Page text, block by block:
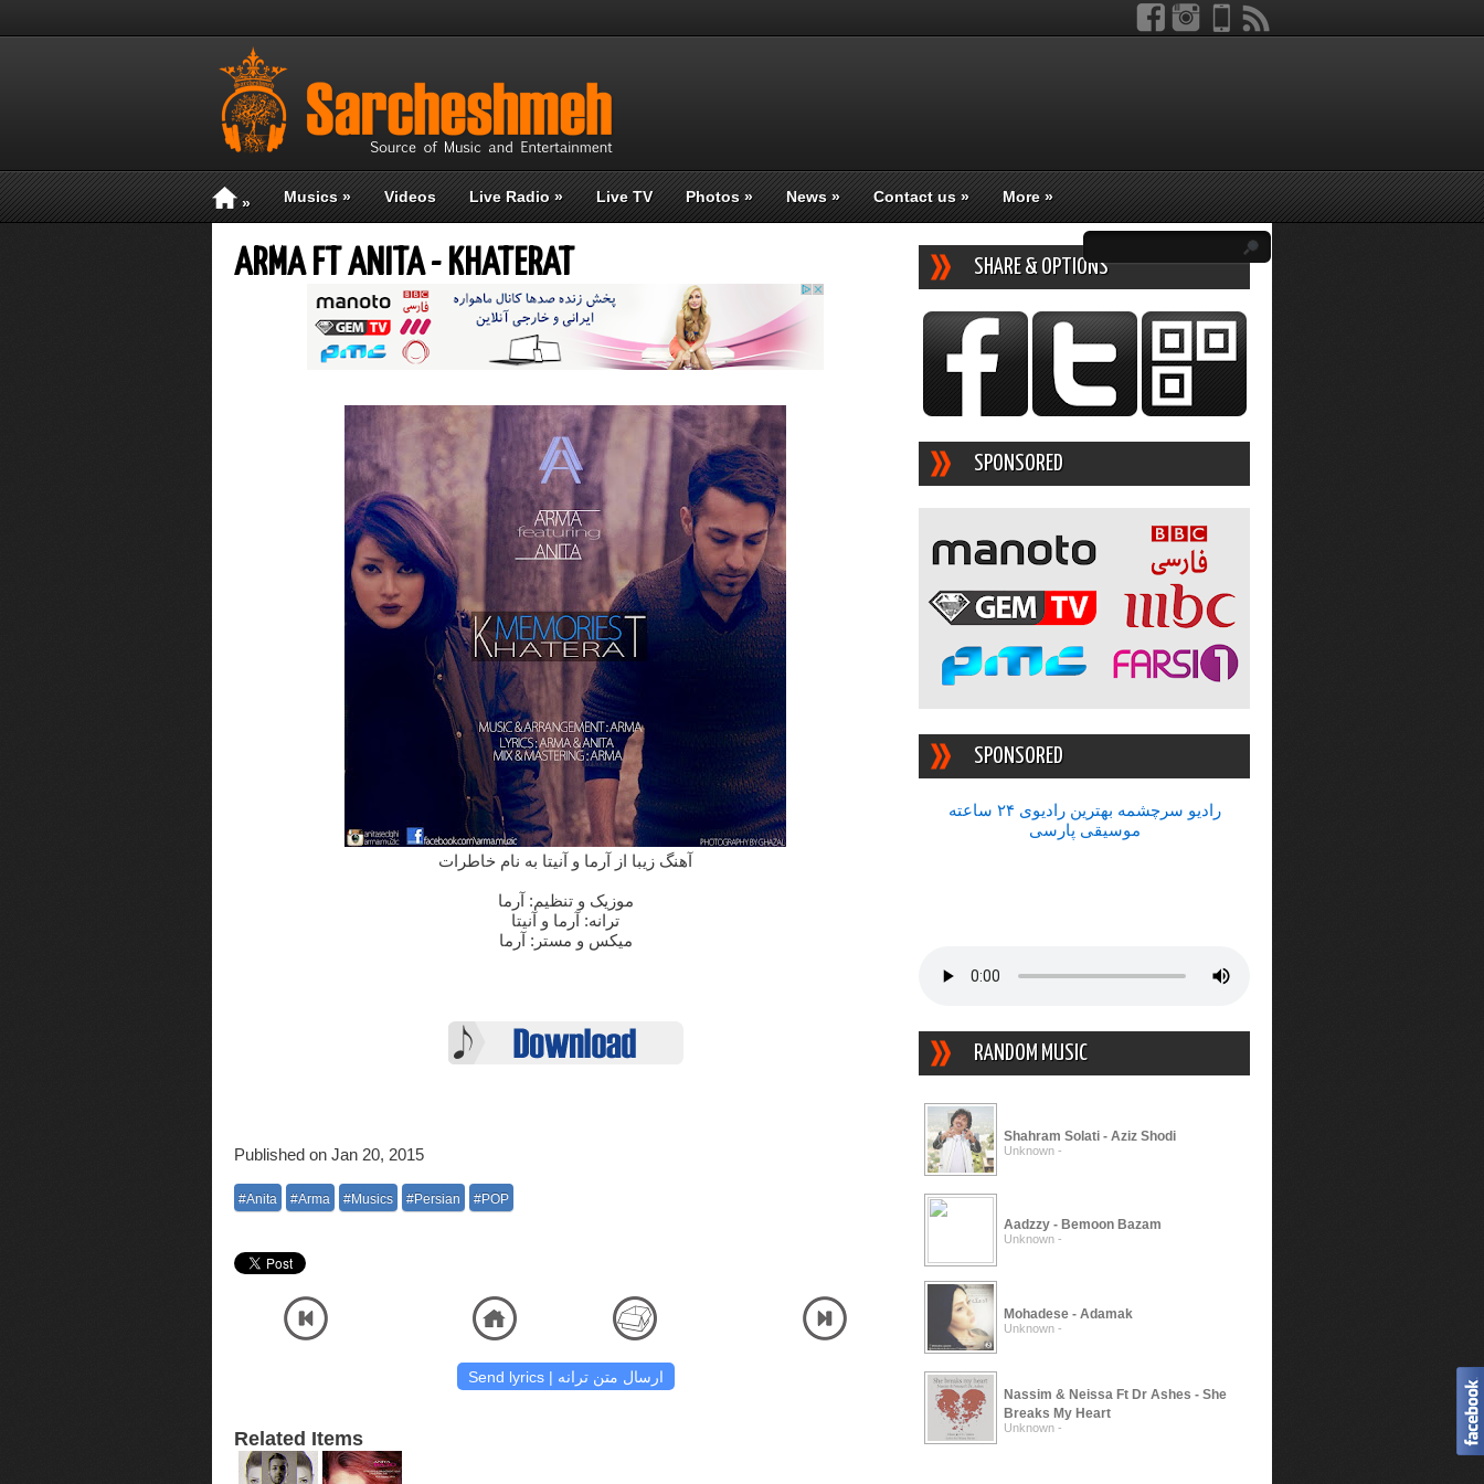
» Musics» Videos Live Radio» Live TV Photos» News» Contact us» More»
ARMA FT ANITA - KHATERAT
آهنگ زیبا از آرما و آنیتا به نام خاطرات
موزیک و تنظیم: آرما
ترانه: آرما و آنیتا
میکس و مستر: آرما
Published on Jan 20, 2015
#Anita #Arma #Musics #Persian #POP
Related Items
SHARE & OPTIONS
SPONSORED
SPONSORED
رادیو سرچشمه بهترین رادیوی ۲۴ ساعته
موسیقی پارسی
RANDOM MUSIC
Shahram Solati - Aziz Shodi
Unknown -
Aadzzy - Bemoon Bazam
Unknown -
Mohadese - Adamak
Unknown -
Nassim & Neissa Ft Dr Ashes - She
Breaks My Heart
Unknown -